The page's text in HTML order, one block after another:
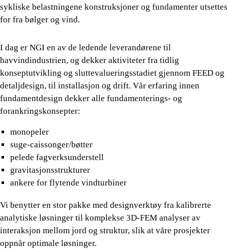
sykliske belastningene konstruksjoner og fundamenter utsettes
for fra bølger og vind.
I dag er NGI en av de ledende leverandørene til
havvindindustrien, og dekker aktiviteter fra tidlig
konseptutvikling og sluttevalueringsstadiet gjennom FEED og
detaljdesign, til installasjon og drift. Vår erfaring innen
fundamentdesign dekker alle fundamenterings- og
forankringskonsepter:
monopeler
suge-caissonger/bøtter
pelede fagverksunderstell
gravitasjonsstrukturer
ankere for flytende vindturbiner
Vi benytter en stor pakke med designverktøy fra kalibrerte
analytiske løsninger til komplekse 3D-FEM analyser av
interaksjon mellom jord og struktur, slik at våre prosjekter
oppnår optimale løsninger.